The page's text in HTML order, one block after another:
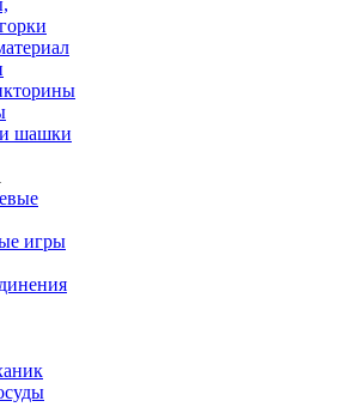
шашки
игры